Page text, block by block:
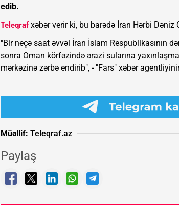
edib.
Teleqrafxəbər verir ki, bu barədə İran Hərbi
"Bir neçə saat əvvəl İran İslam Respublikasının
sonra Oman körfəzində ərazi sularına
mərkəzinə zərbə endirib", - "Fars" xəbər
Müəllif: Teleqraf.az
Paylaş